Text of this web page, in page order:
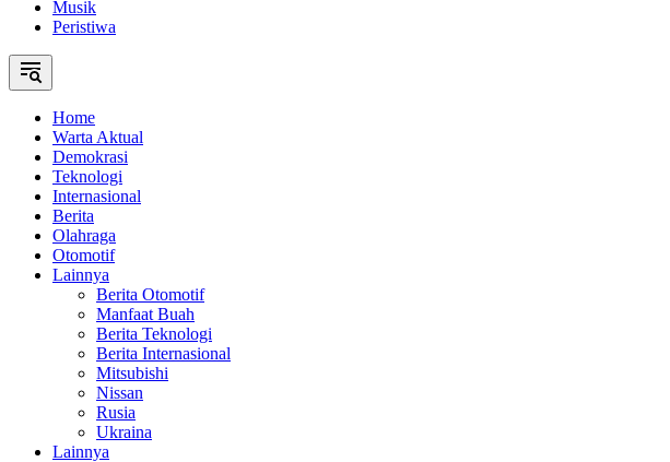
Musik
Peristiwa
Home
Warta Aktual
Demokrasi
Teknologi
Internasional
Berita
Olahraga
Otomotif
Lainnya
Berita Otomotif
Manfaat Buah
Berita Teknologi
Berita Internasional
Mitsubishi
Nissan
Rusia
Ukraina
Lainnya